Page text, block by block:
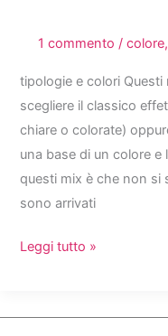
1 commento / colore,
tipologie e colori
scegliere il classico
chiare o colorate)
una base di un colore
questi mix è che non si
sono arrivati
I
treccine
Leggi tutto »